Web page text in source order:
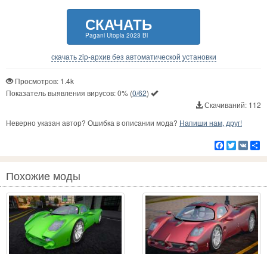
СКАЧАТЬ
Pagani Utopia 2023 Bl
скачать zip-архив без автоматической установки
Просмотров: 1.4k
Показатель выявления вирусов:0% (0/62)
Скачиваний: 112
Неверно указан автор? Ошибка в описании мода? Напиши нам, друг!
Facebook
Twitter
VK
Похожие моды